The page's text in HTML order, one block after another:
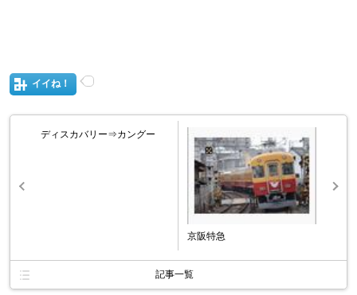
イイね！
ディスカバリー⇒カングー
京阪特急
記事一覧